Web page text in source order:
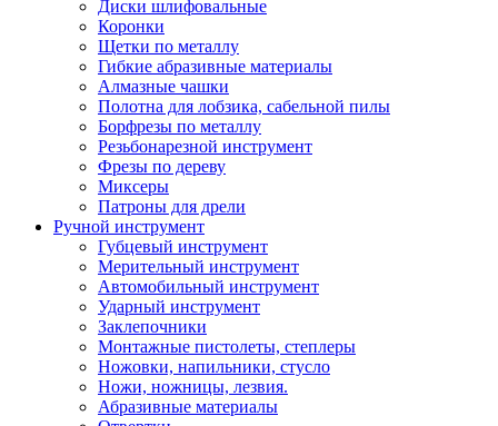
Диски шлифовальные
Коронки
Щетки по металлу
Гибкие абразивные материалы
Алмазные чашки
Полотна для лобзика, сабельной пилы
Борфрезы по металлу
Резьбонарезной инструмент
Фрезы по дереву
Миксеры
Патроны для дрели
Ручной инструмент
Губцевый инструмент
Мерительный инструмент
Автомобильный инструмент
Ударный инструмент
Заклепочники
Монтажные пистолеты, степлеры
Ножовки, напильники, стусло
Ножи, ножницы, лезвия.
Абразивные материалы